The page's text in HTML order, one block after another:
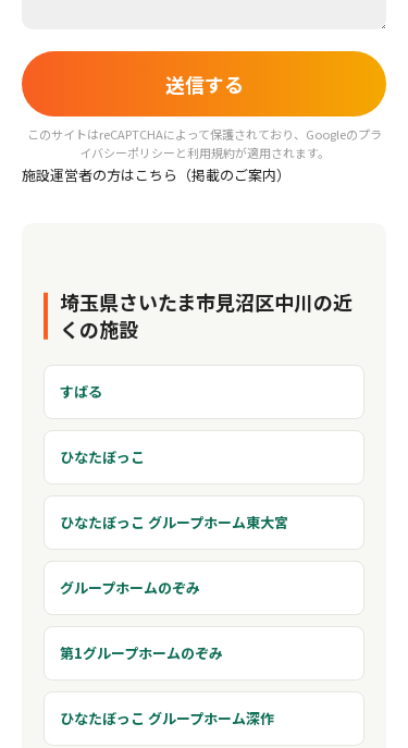
このサイトはreCAPTCHAによって保護されており、Googleのプラ
イバシーポリシーと利用規約が適用されます。
施設運営者の方はこちら（掲載のご案内）
埼玉県さいたま市見沼区中川の近
くの施設
すばる
ひなたぼっこ
ひなたぼっこ グループホーム東大宮
グループホームのぞみ
第1グループホームのぞみ
ひなたぼっこ グループホーム深作